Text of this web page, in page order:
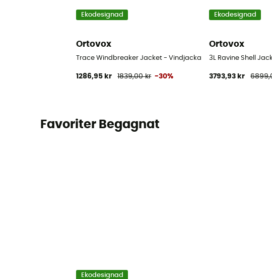
Ekodesignad
Ortovox
Trace Windbreaker Jacket - Vindjacka - Dam
1286,95 kr 1839,00 kr -30%
Ekodesignad
Ortovox
3L Ravine Shell
3793,93 kr
Favoriter Begagnat
Ekodesignad